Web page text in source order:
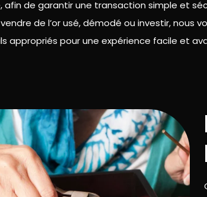
afin de garantir une transaction simple et
de l’or usé, démodé ou investir, nous
appropriés pour une expérience facile et